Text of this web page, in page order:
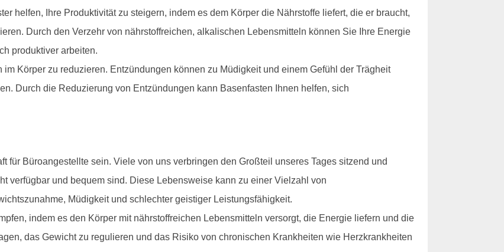
helfen, Ihre Produktivität zu steigern, indem es dem Körper die Nährstoffe liefert, die er braucht,
Durch den Verzehr von nährstoffreichen, alkalischen Lebensmitteln können Sie Ihre Energie
produktiver arbeiten.
Körper zu reduzieren. Entzündungen können zu Müdigkeit und einem Gefühl der Trägheit
Durch die Reduzierung von Entzündungen kann Basenfasten Ihnen helfen, sich
für Büroangestellte sein. Viele von uns verbringen den Großteil unseres Tages sitzend und
verfügbar und bequem sind. Diese Lebensweise kann zu einer Vielzahl von
Müdigkeit und schlechter geistiger Leistungsfähigkeit.
indem es den Körper mit nährstoffreichen Lebensmitteln versorgt, die Energie liefern und die
das Gewicht zu regulieren und das Risiko von chronischen Krankheiten wie Herzkrankheiten